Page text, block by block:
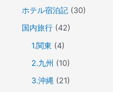
ホテル宿泊記(30)
国内旅行(42)
1.関東 (4)
2.九州 (10)
3.沖縄(21)